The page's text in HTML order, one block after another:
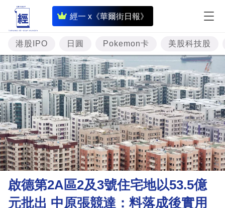
經一 x《華爾街日報》
即
時
財
經
專
題
投
資
樓
市
理
財
商
港股IPO 日圓 Pokemon卡 美股科技股
啟德第2A區2及3號住宅地以53.5億
元批出 中原張競達：料落成後實用